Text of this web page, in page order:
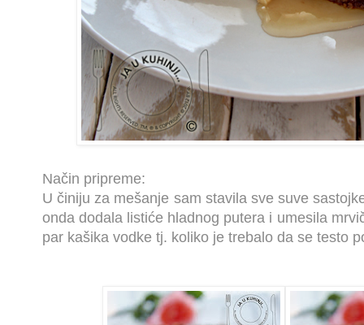
Način pripreme:
U činiju za mešanje sam stavila sve suve
onda dodala listiće hladnog putera i umesila
par kašika vodke tj. koliko je trebalo da se testo